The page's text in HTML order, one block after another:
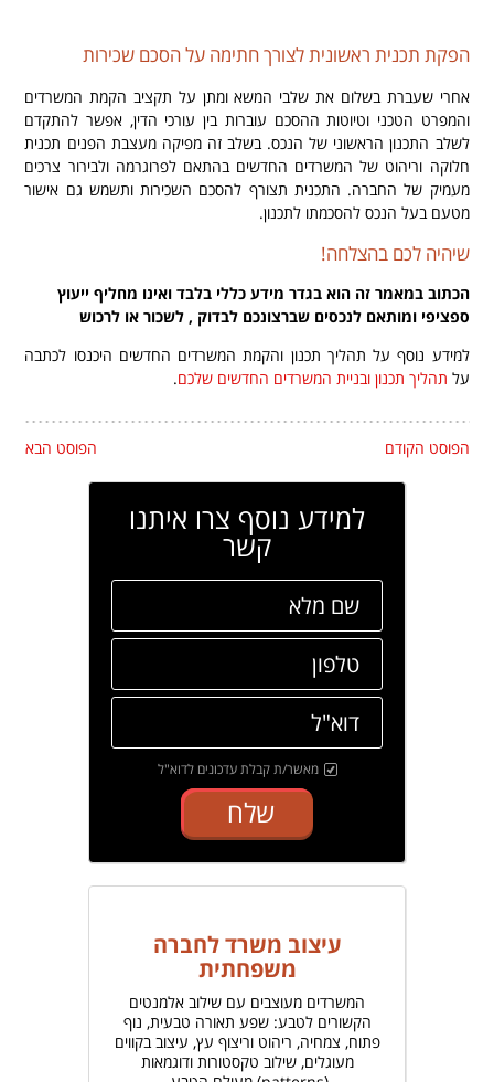
הפקת תכנית ראשונית לצורך חתימה על הסכם שכירות
אחרי שעברת בשלום את שלבי המשא ומתן על תקציב הקמת המשרדים
והמפרט הטכני וטיוטות ההסכם עוברות בין עורכי הדין, אפשר להתקדם
לשלב התכנון הראשוני של הנכס. בשלב זה מפיקה מעצבת הפנים תכנית
חלוקה וריהוט של המשרדים החדשים בהתאם לפרוגרמה ולבירור צרכים
מעמיק של החברה. התכנית תצורף להסכם השכירות ותשמש גם אישור
מטעם בעל הנכס להסכמתו לתכנון.
שיהיה לכם בהצלחה!
הכתוב במאמר זה הוא בגדר מידע כללי בלבד ואינו מחליף ייעוץ
ספציפי ומותאם לנכסים שברצונכם לבדוק , לשכור או לרכוש
למידע נוסף על תהליך תכנון והקמת המשרדים החדשים היכנסו לכתבה
על תהליך תכנון ובניית המשרדים החדשים שלכם.
הפוסט הקודם הפוסט הבא
למידע נוסף צרו איתנו
קשר
מאשר/ת קבלת עדכונים לדוא"ל
שלח
עיצוב משרד לחברה
משפחתית
המשרדים מעוצבים עם שילוב אלמנטים
הקשורים לטבע: שפע תאורה טבעית, נוף
פתוח, צמחיה, ריהוט וריצוף עץ, עיצוב בקווים
מעוגלים, שילוב טקסטורות ודוגמאות